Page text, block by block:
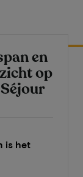
en
op
is het